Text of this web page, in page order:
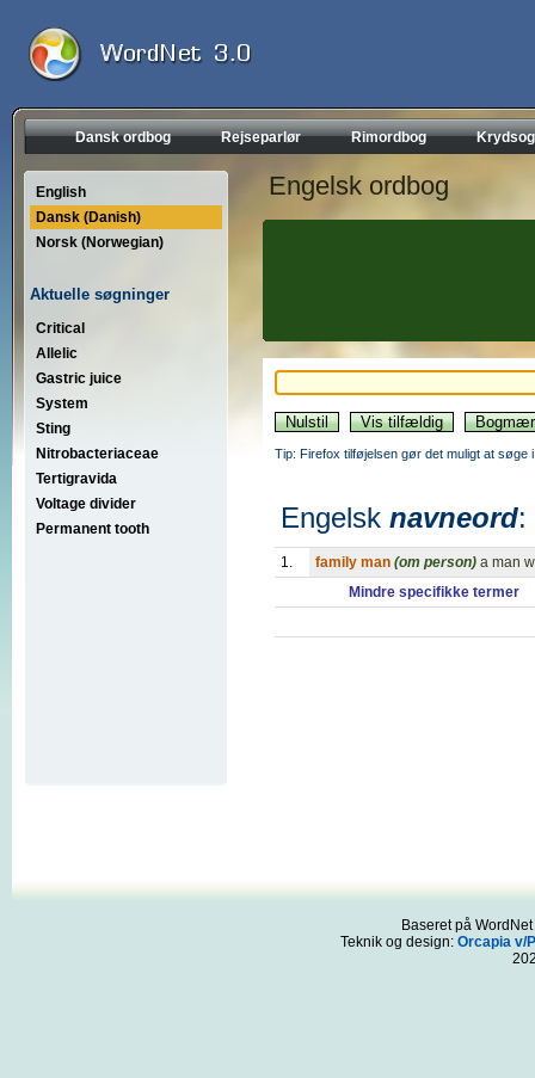
Dansk ordbog Rejseparlør Rimordbog
English
Dansk (Danish)
Norsk (Norwegian)
Aktuelle søgninger
Critical
Allelic
Gastric juice
System
Sting
Nitrobacteriaceae
Tertigravida
Voltage divider
Permanent tooth
Engelsk ordbog
Tip: Firefox tilføjelsen gør det muligt at søge
Engelsk navneord:
1. family man (om person) a man
Mindre specifikke termer
Baseret på
Teknik og design: Orcapia v/